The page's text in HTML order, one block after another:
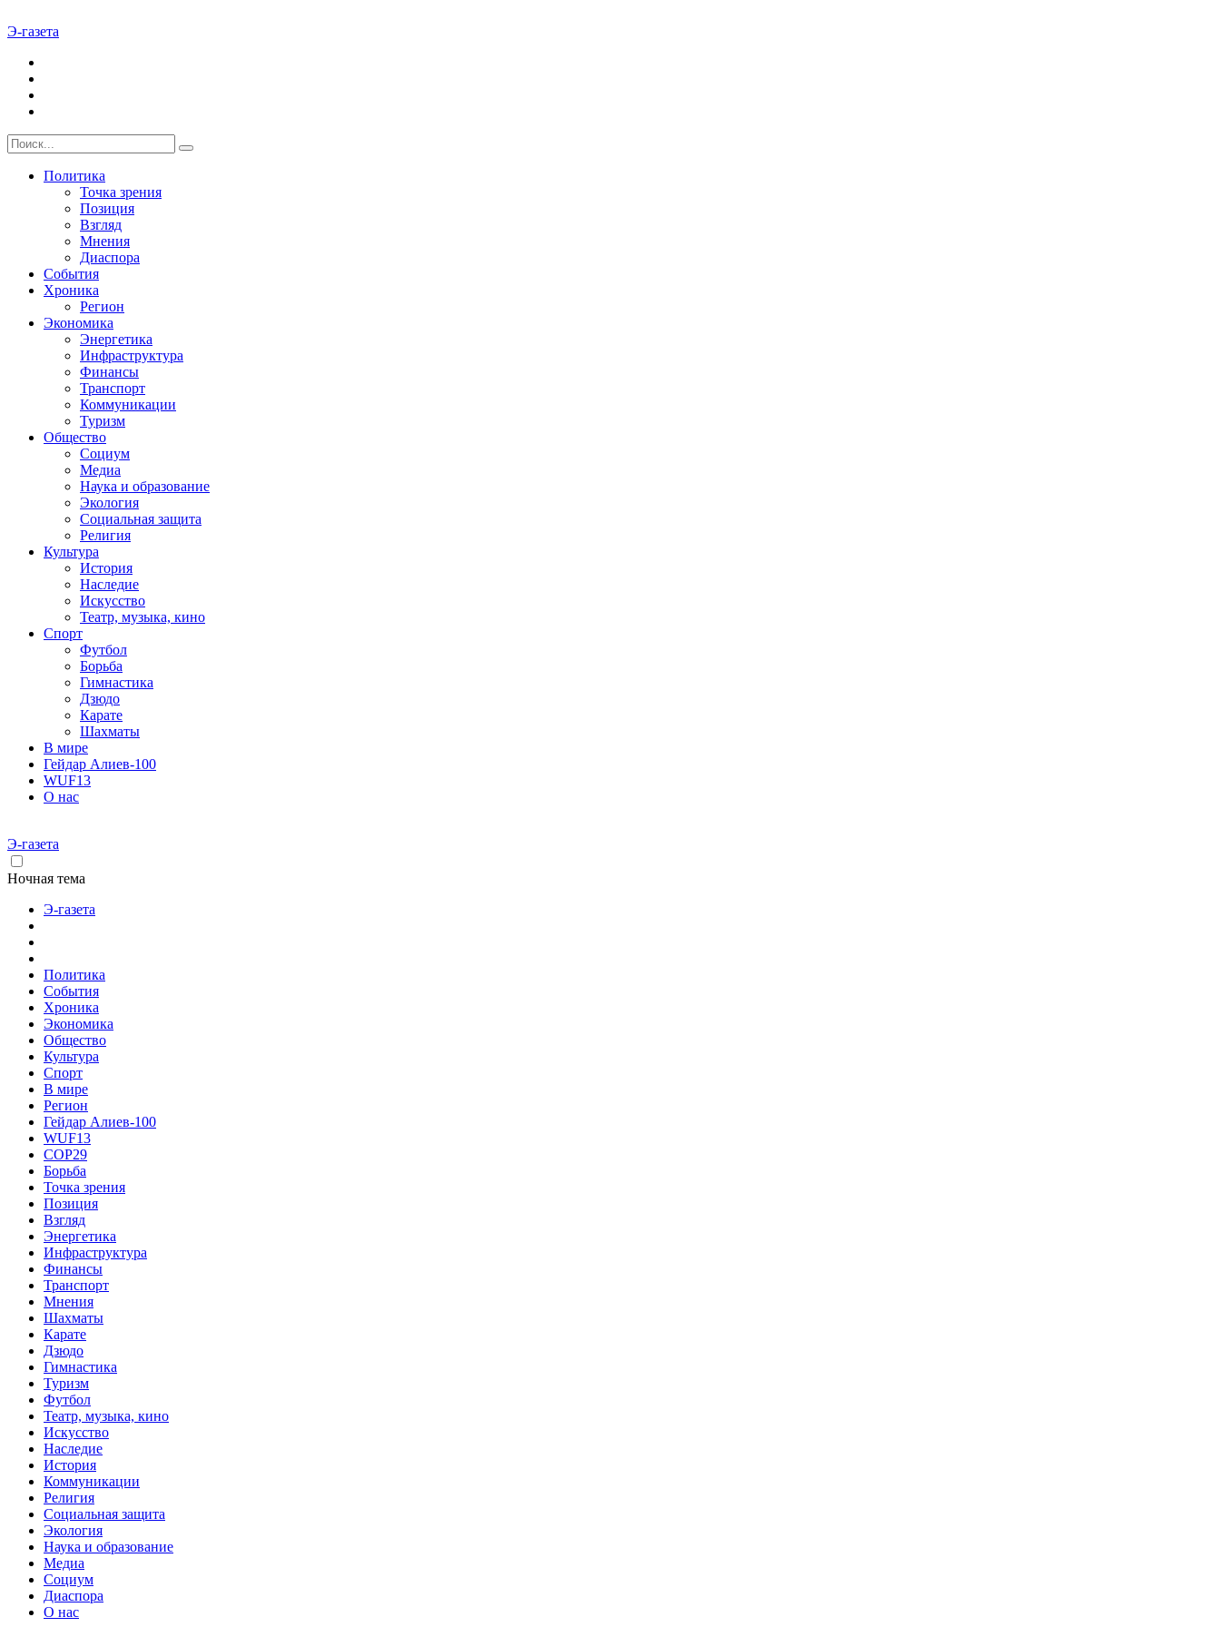
Э-газета
Политика
Точка зрения
Позиция
Взгляд
Мнения
Диаспора
События
Хроника
Регион
Экономика
Энергетика
Инфраструктура
Финансы
Транспорт
Коммуникации
Туризм
Общество
Социум
Медиа
Наука и образование
Экология
Социальная защита
Религия
Культура
История
Наследие
Искусство
Театр, музыка, кино
Спорт
Футбол
Борьба
Гимнастика
Дзюдо
Карате
Шахматы
В мире
Гейдар Алиев-100
WUF13
О нас
Э-газета
Ночная тема
Э-газета
Политика
События
Хроника
Экономика
Общество
Культура
Спорт
В мире
Регион
Гейдар Алиев-100
WUF13
COP29
Борьба
Точка зрения
Позиция
Взгляд
Энергетика
Инфраструктура
Финансы
Транспорт
Мнения
Шахматы
Карате
Дзюдо
Гимнастика
Туризм
Футбол
Театр, музыка, кино
Искусство
Наследие
История
Коммуникации
Религия
Социальная защита
Экология
Наука и образование
Медиа
Социум
Диаспора
О нас